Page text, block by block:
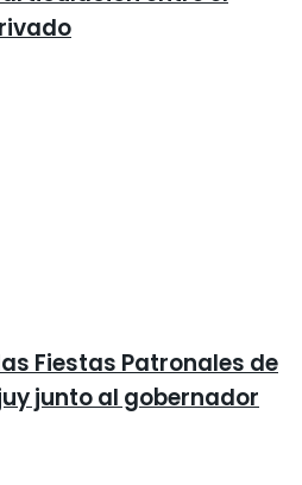
Fiestas Patronales de
junto al gobernador